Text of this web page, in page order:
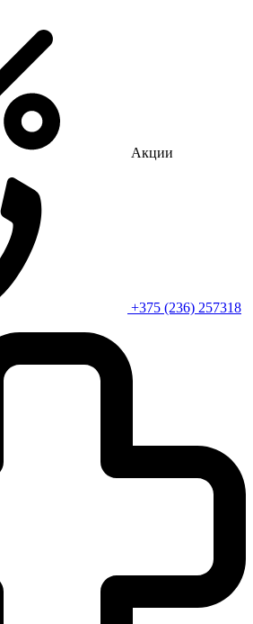
Акции
+375 (236) 257318